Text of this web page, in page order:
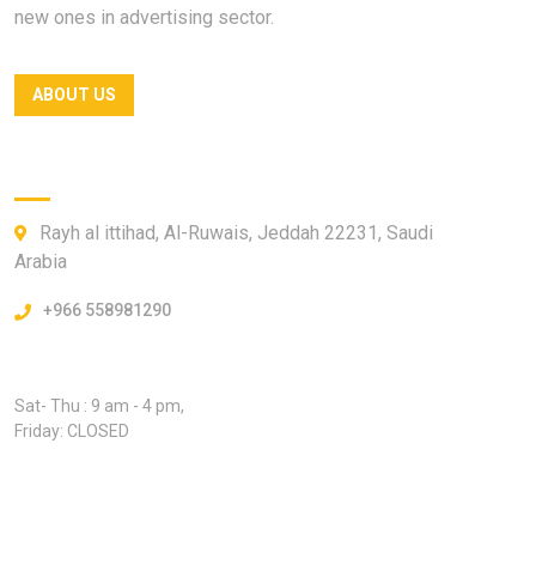
new ones in advertising sector.
ABOUT US
Rayh al ittihad, Al-Ruwais, Jeddah 22231, Saudi
Arabia
+966 558981290
Sat- Thu : 9 am - 4 pm,
Friday: CLOSED